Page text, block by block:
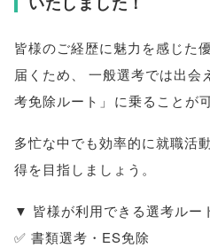
皆様のご経歴に魅力を感じた
届くため
一般選考では出会
考免除ルート 」 に乗ることが
多忙な中でも効率的に就職活
得を目指しましょう 。
▼ 皆様が利用できる選考ルー
✅ 書類選考・ES免除